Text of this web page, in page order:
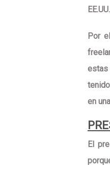
EE.UU.
Por
en
El